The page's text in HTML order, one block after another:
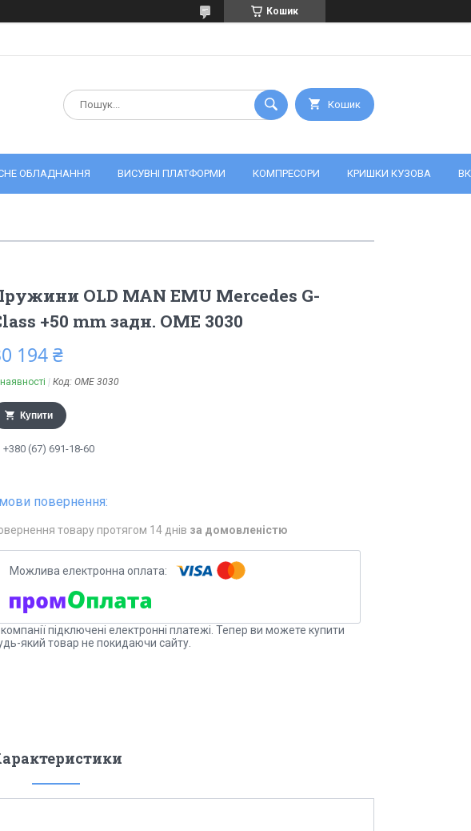
Кошик
Кошик
ОБЛАДНАННЯ ВИСУВНІ ПЛАТФОРМИ КОМПРЕСОРИ КРИШКИ КУЗОВА
OLD MAN EMU Mercedes G-
+50 mm задн. OME 3030
194 ₴
Код: OME 3030
Купити
+380 (67) 691-18-60
товару протягом 14 днів за домовленістю
підключені електронні платежі. Тепер ви можете купити
який товар не покидаючи сайту.